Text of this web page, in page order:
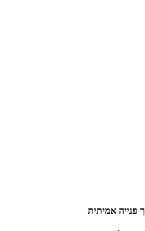
פנייה אמיתית